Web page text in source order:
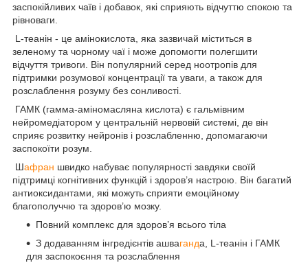
заспокійливих чаїв і добавок, які сприяють відчуттю спокою та
рівноваги.
L-теанін - це амінокислота, яка зазвичай міститься в
зеленому та чорному чаї і може допомогти полегшити
відчуття тривоги. Він популярний серед ноотропів для
підтримки розумової концентрації та уваги, а також для
розслаблення розуму без сонливості.
ГАМК (гамма-аміномасляна кислота) є гальмівним
нейромедіатором у центральній нервовій системі, де він
сприяє розвитку нейронів і розслабленню, допомагаючи
заспокоїти розум.
Шафран швидко набуває популярності завдяки своїй
підтримці когнітивних функцій і здоров’я настрою. Він багатий
антиоксидантами, які можуть сприяти емоційному
благополуччю та здоров’ю мозку.
Повний комплекс для здоров’я всього тіла
З додаванням інгредієнтів ашваганда, L-теанін і ГАМК
для заспокоєння та розслаблення